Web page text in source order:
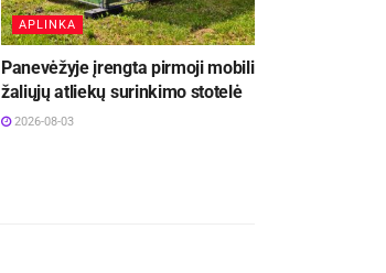
APLINKA
Panevėžyje įrengta pirmoji mobili
žaliųjų atliekų surinkimo stotelė
2026-08-03